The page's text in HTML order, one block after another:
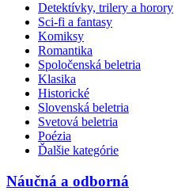
Detektívky, trilery a horory
Sci-fi a fantasy
Komiksy
Romantika
Spoločenská beletria
Klasika
Historické
Slovenská beletria
Svetová beletria
Poézia
Ďalšie kategórie
Náučná a odborná